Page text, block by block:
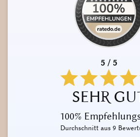
5 / 5
SEHR
100%
Durchschnitt aus 9